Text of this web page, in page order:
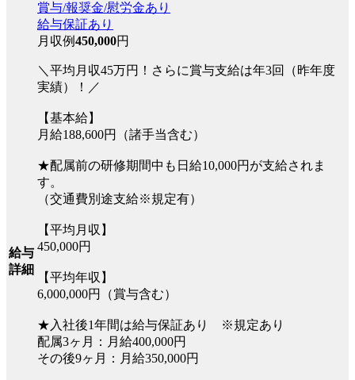
給与
詳細
賞与/報奨金/慰労金あり
給与保証あり
月収例450,000円
＼平均月収45万円！さらに賞与支給は年3回（昨年度
実績）！／
【基本給】
月給188,600円（諸手当含む）
★配属前の研修期間中も日給10,000円が支給されま
す。
（交通費別途支給※規定有）
【平均月収】
450,000円
【平均年収】
6,000,000円（賞与含む）
★入社後1年間は給与保証あり ※規定あり
配属3ヶ月：月給400,000円
その後9ヶ月：月給350,000円